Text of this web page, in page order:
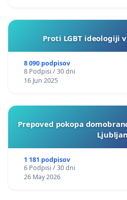
Proti LGBT ideologiji
8 090 podpisov
8 Podpisi / 30 dni
16 Jun 2025
Prepoved pokopa
1 181 podpisov
6 Podpisi / 30 dni
26 May 2026